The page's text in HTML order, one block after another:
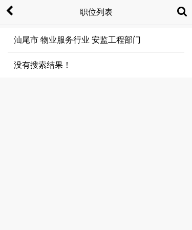
职位列表
汕尾市 物业服务行业 安监工程部门
没有搜索结果！